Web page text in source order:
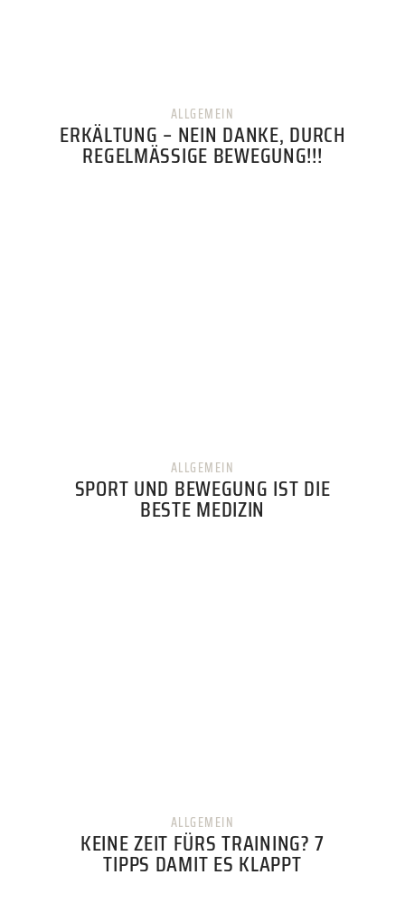
ALLGEMEIN
ERKÄLTUNG – NEIN DANKE, DURCH
REGELMÄSSIGE BEWEGUNG!!!
ALLGEMEIN
SPORT UND BEWEGUNG IST DIE
BESTE MEDIZIN
ALLGEMEIN
KEINE ZEIT FÜRS TRAINING? 7
TIPPS DAMIT ES KLAPPT